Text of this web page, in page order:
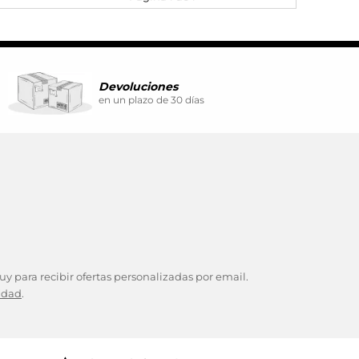
Devoluciones
en un plazo de 30 días
para recibir ofertas personalizadas por email.
.